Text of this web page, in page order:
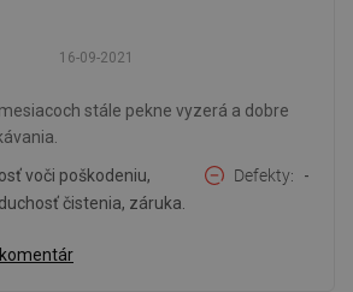
16-09-2021
stále pekne vyzerá a dobre
voči poškodeniu,
čistenia, záruka.
Defekty -